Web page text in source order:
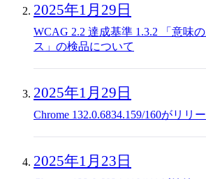
2025年1月29日
WCAG 2.2 達成基準 1.3.2 「意味
ス」の検品について
2025年1月29日
Chrome 132.0.6834.159/160がリリ
2025年1月23日